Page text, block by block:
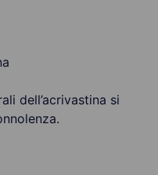
dell’acrivastina si